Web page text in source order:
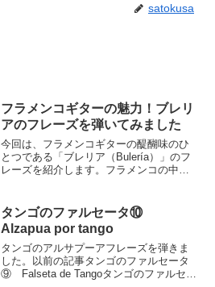
satokusa
フラメンコギターの魅力！ブレリ
アのフレーズを弾いてみました
今回は、フラメンコギターの醍醐味のひ
とつである「ブレリア（Bulería）」のフ
レーズを紹介します。フラメンコの中で
今回は、ブレリアのフレーズを動画付き
でご紹介しますの...
タンゴのファルセータ⑩
Alzapua por tango
タンゴのアルサプーアフレーズを弾きま
した。以前の記事タンゴのファルセータ
⑨ Falseta de Tangoタンゴのファルセー